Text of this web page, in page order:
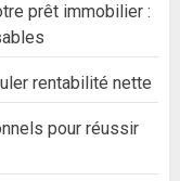
prêt immobilier :
rentabilité nette
pour réussir